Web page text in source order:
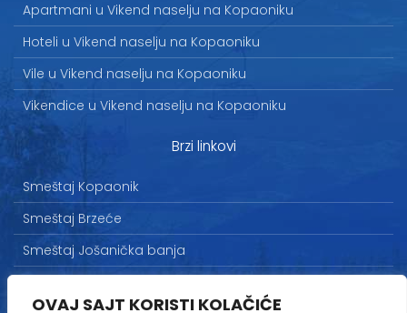
OVAJ SAJT KORISTI KOLAČIĆE
Apartmani u Vikend naselju na Kopaoniku
Hoteli u Vikend naselju na Kopaoniku
Vile u Vikend naselju na Kopaoniku
Vikendice u Vikend naselju na Kopaoniku
Brzi linkovi
Smeštaj Kopaonik
Smeštaj Brzeće
Smeštaj Jošanička banja